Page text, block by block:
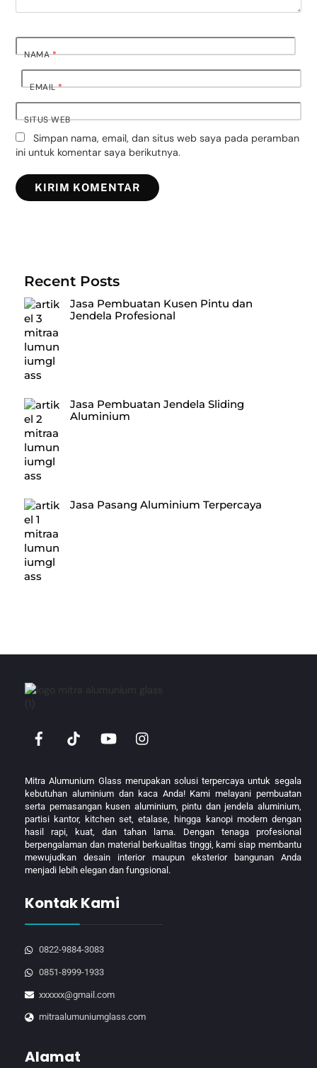
NAMA*
EMAIL*
SITUS WEB
Simpan nama, email, dan situs web saya pada peramban
ini untuk komentar saya berikutnya.
Recent Posts
Jasa Pembuatan Kusen Pintu dan
Jendela Profesional
Jasa Pembuatan Jendela Sliding
Aluminium
Jasa Pasang Aluminium Terpercaya
Mitra Alumunium Glass merupakan solusi terpercaya untuk segala
kebutuhan aluminium dan kaca Anda! Kami melayani pembuatan
serta pemasangan kusen aluminium, pintu dan jendela aluminium,
partisi kantor, kitchen set, etalase, hingga kanopi modern dengan
hasil rapi, kuat, dan tahan lama. Dengan tenaga profesional
berpengalaman dan material berkualitas tinggi, kami siap membantu
mewujudkan desain interior maupun eksterior bangunan Anda
menjadi lebih elegan dan fungsional.
Kontak Kami
0822-9884-3083
0851-8999-1933
xxxxxx@gmail.com
mitraalumuniumglass.com
Alamat